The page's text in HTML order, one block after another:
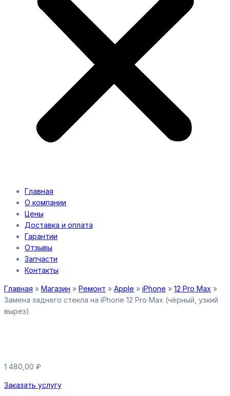
Главная
О компании
Цены
Доставка и оплата
Гарантии
Отзывы
Запчасти
Контакты
Главная » Магазин » Ремонт » Apple » iPhone » 12 Pro Max »
Замена заднего стекла на iPhone 12 Pro Max (чёрный, узкий
вырез)
1 480,00 ₽
Заказать услугу